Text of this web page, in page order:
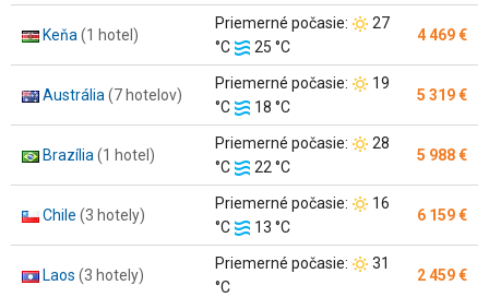
vody:
Keňa (1 hotel)
Priemerné počasie:
Teplota
vzduchu:
27
°C
Teplota
vody:
25 °C
4 469 €
Austrália (7 hotelov)
Priemerné počasie:
Teplota
vzduchu:
19
°C
Teplota
vody:
18 °C
5 319 €
Brazília (1 hotel)
Priemerné počasie:
Teplota
vzduchu:
28
°C
Teplota
vody:
22 °C
5 988 €
Chile (3 hotely)
Priemerné počasie:
Teplota
vzduchu:
16
°C
Teplota
vody:
13 °C
6 159 €
Laos (3 hotely)
Priemerné počasie:
Teplota
vzduchu:
31
°C
2 459 €